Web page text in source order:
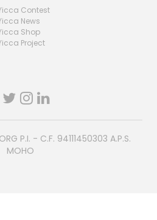
Contest
News
Shop
Project
P.I. - C.F. 94111450303 A.P.S.
MOHO